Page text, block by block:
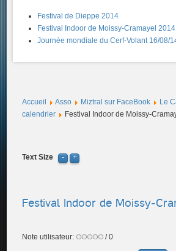
Festival de Dieppe 2014
Festival Indoor de Moissy-Cramayel 2014
Journée mondiale du Cerf-Volant 16/08/
Accueil Asso Miztral sur FaceBook Le
calendrier
Festival Indoor de Moissy-
Text Size
Festival Indoor de Moissy-
Note utilisateur: / 0